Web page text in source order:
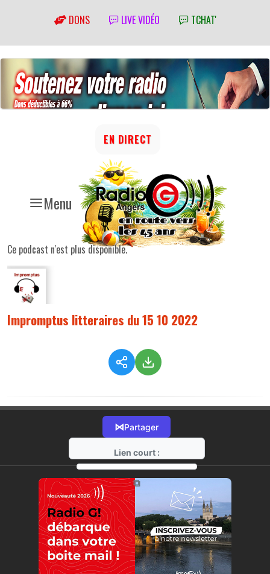
DONS LIVE VIDÉO TCHAT'
Menu
EN DIRECT
Ce podcast n'est plus disponible.
Impromptus litteraires du 15 10 2022
⋈Partager
Lien court :
https://radio-g.fr?9851
⧉